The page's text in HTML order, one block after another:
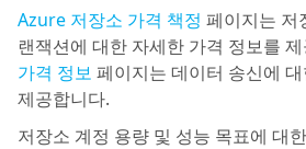
Azure 저장소 가격 책정 페이지는 저
랜잭션에 대한 자세한 가격 정보를
가격 정보 페이지는 데이터 송신에
제공합니다.
저장소 계정 용량 및 성능 목표에 대